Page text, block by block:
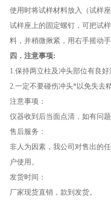
使用时将试样材料放入（试样
试样座上的固定螺钉，可把试
料，并稍微揪紧，用右手摇动
四．注意事项:
1.保持两立柱及冲头部位有良
2.一定不要碰伤冲头*以免失去
注意事项：
仪器收到后当面点清，如有问
售后服务：
非人为因素，我公司对售出的
户使用。
发货时间：
厂家现货直销，款到发货。